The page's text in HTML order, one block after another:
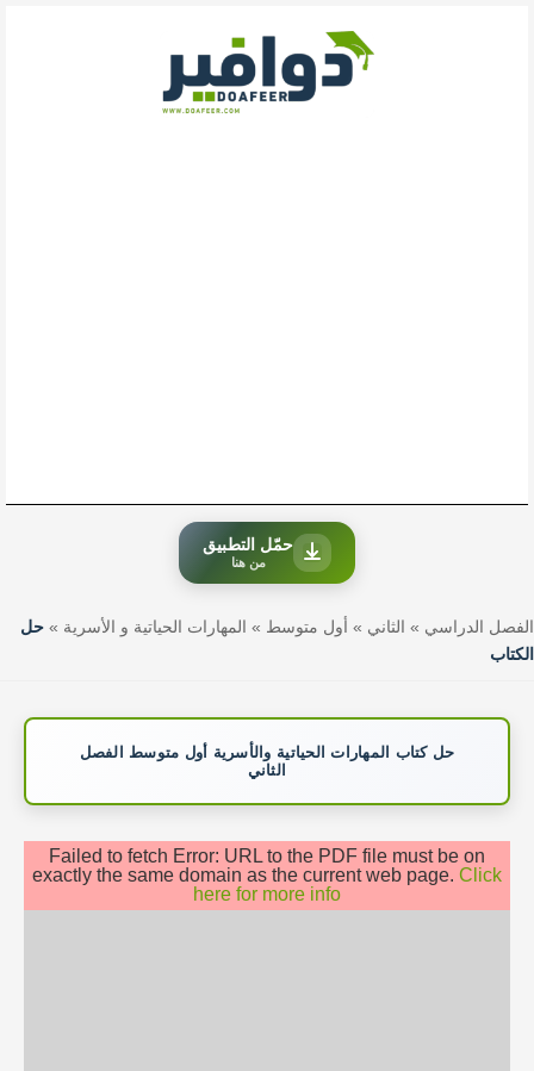
حمّل التطبيق
من هنا
الفصل الدراسي » الثاني » أول متوسط » المهارات الحياتية و الأسرية » حل
الكتاب
حل كتاب المهارات الحياتية والأسرية أول متوسط الفصل
الثاني
Failed to fetch Error: URL to the PDF file must be on
exactly the same domain as the current web page. Click
here for more info